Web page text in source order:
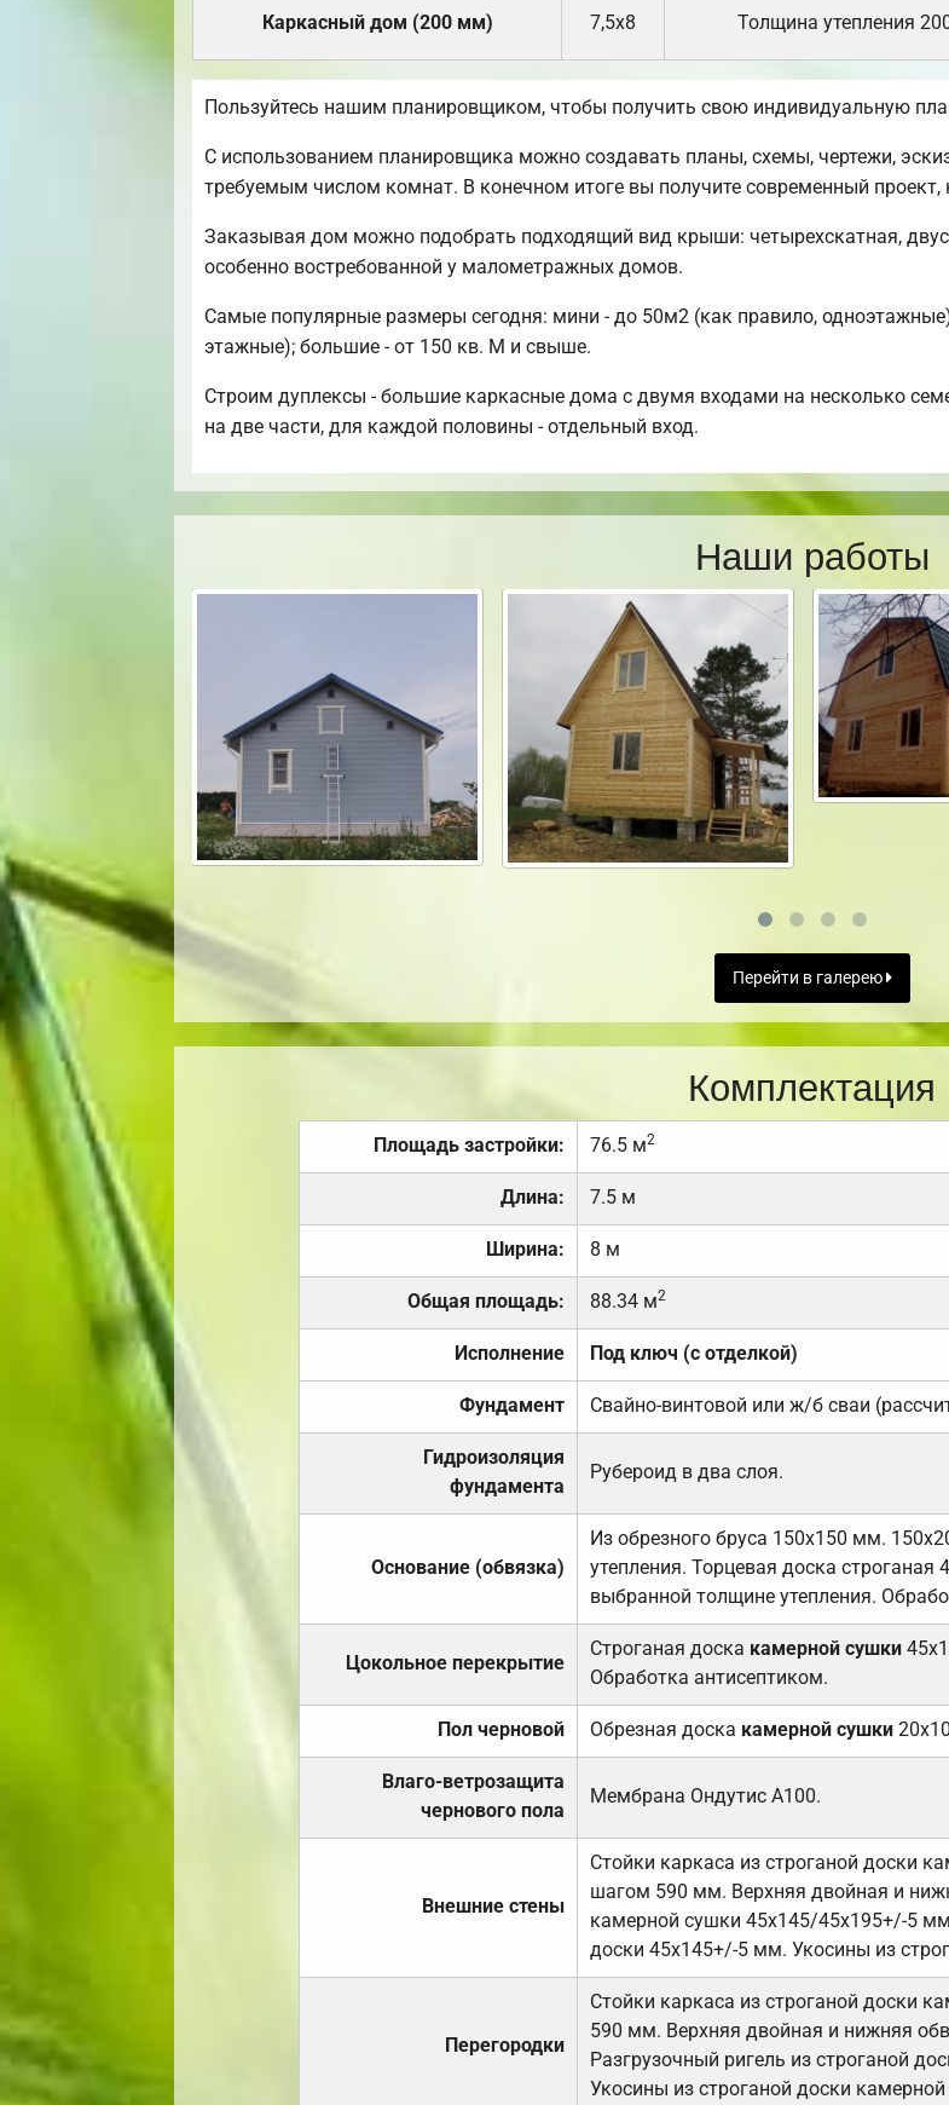
Каркасный дом (200 мм) 7,5х8 Толщина утепления
Пользуйтесь нашим планировщиком, чтобы получить свою индивидуальную
С использованием планировщика можно создавать планы, схемы, чертежи,
требуемым числом комнат. В конечном итоге вы получите современный
Заказывая дом можно подобрать подходящий вид крыши: четырехскатная,
особенно востребованной у малометражных домов.
Самые популярные размеры сегодня: мини - до 50м2 (как правило,
этажные); большие - от 150 кв. М и свыше.
Строим дуплексы - большие каркасные дома с двумя входами на несколько
на две части, для каждой половины - отдельный вход.
Наши работы
Перейти в галерею
Комплектация
Площадь застройки: 76.5 м2
Длина: 7.5 м
Ширина: 8 м
Общая площадь: 88.34 м2
Исполнение Под ключ (с отделкой)
Фундамент Свайно-винтовой или ж/б сваи
Гидроизоляция
фундамента
Рубероид в два слоя.
Основание (обвязка)
Из обрезного бруса 150х150 мм.
утепления. Торцевая доска
выбранной толщине утепления.
Цокольное перекрытие
Строганая доска камерной сушки
Обработка антисептиком.
Пол черновой Обрезная доска камерной сушки
Влаго-ветрозащита
чернового пола
Мембрана Ондутис А100.
Внешние стены
Стойки каркаса из строганой доски
шагом 590 мм. Верхняя двойная и
камерной сушки 45х145/45х195+/-5
доски 45х145+/-5 мм. Укосины из
Перегородки
Стойки каркаса из строганой доски
590 мм. Верхняя двойная и нижняя
Разгрузочный ригель из строганой
Укосины из строганой доски